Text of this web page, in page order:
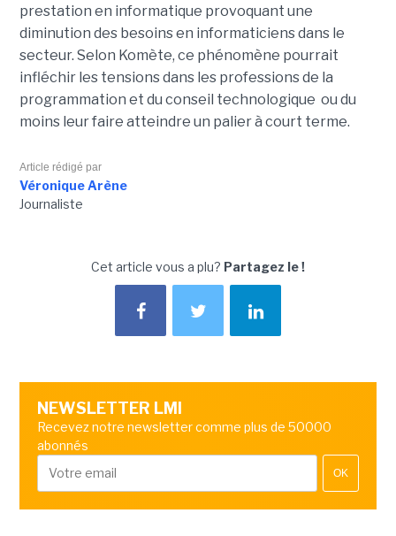
prestation en informatique provoquant une
diminution des besoins en informaticiens dans le
secteur. Selon Komète, ce phénomène pourrait
infléchir les tensions dans les professions de la
programmation et du conseil technologique ou du
moins leur faire atteindre un palier à court terme.
Article rédigé par
Véronique Arène
Journaliste
Cet article vous a plu? Partagez le !
NEWSLETTER LMI
Recevez notre newsletter comme plus de 50000
abonnés
OK